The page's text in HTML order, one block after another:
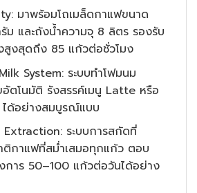
มาพร้อมโถเมล็ดกาแฟขนาด
และถังน้ำความจุ 8 ลิตร รองรับ
สูงสุดถึง 85 แก้วต่อชั่วโมง
System:ระบบทำโฟมนม
อัตโนมัติ รังสรรค์เมนู Latte หรือ
ด้อย่างสมบูรณ์แบบ
Extraction:ระบบการสกัดที่
ติกาแฟที่สม่ำเสมอทุกแก้ว ตอบ
การ 50–100 แก้วต่อวันได้อย่าง